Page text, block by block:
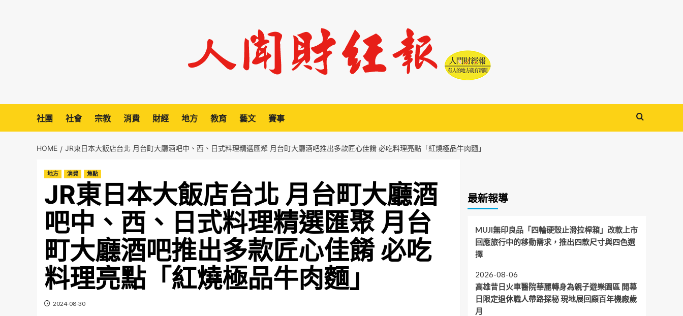
社團 社會 宗教 消費 財經 地方 教育 藝文 賽事
HOME JR東日本大飯店台北 月台町大廳酒吧中、西、日式料理精選匯聚 月台町大廳酒吧推出多款匠心佳餚 必吃料理亮點「紅燒極品牛肉麵」
地方 消費 焦點
JR東日本大飯店台北 月台町大廳酒
吧中、西、日式料理精選匯聚 月台
町大廳酒吧推出多款匠心佳餚 必吃
料理亮點「紅燒極品牛肉麵」
2024-08-30
最新報導
MUJI無印良品「四輪硬殼止滑拉桿箱」改款上市
回應旅行中的移動需求，推出四款尺寸與四色選
擇
2026-08-06
高雄昔日火車醫院華麗轉身為親子遊樂園區 開幕
日限定退休職人帶路探秘 現地展回顧百年機廠歲
月